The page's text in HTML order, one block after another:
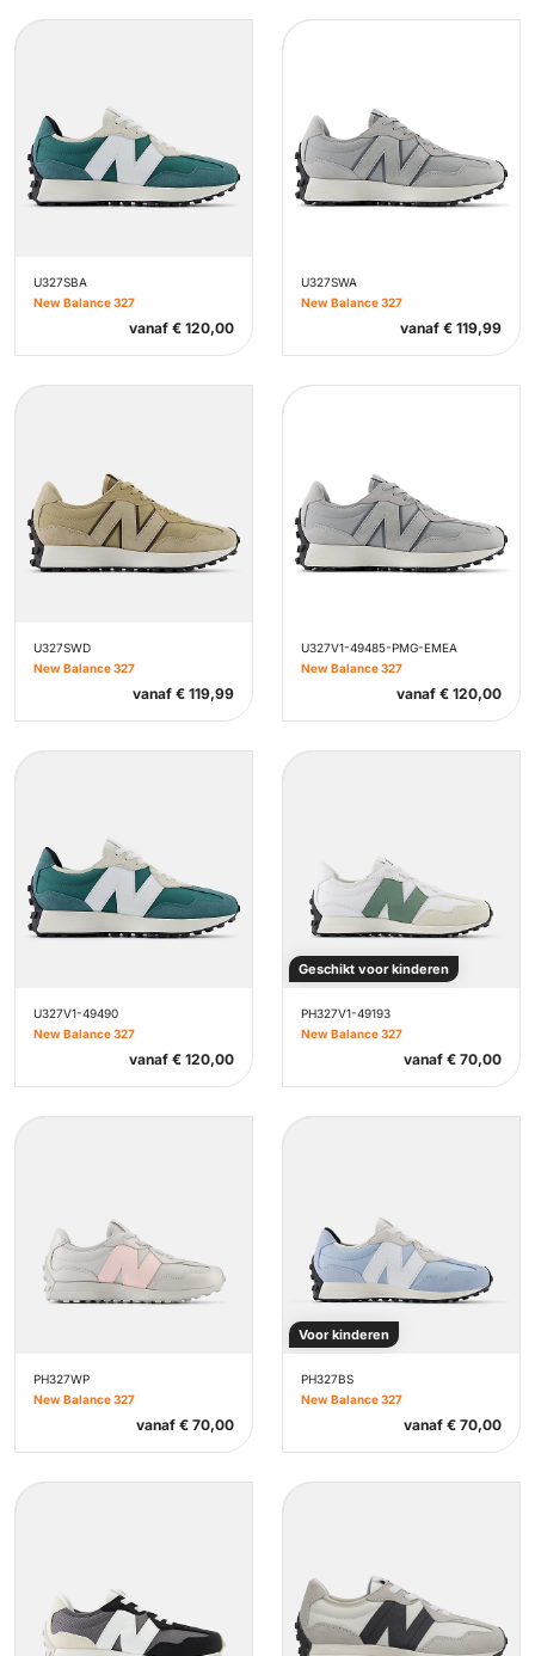
U327SBA
New Balance 327
vanaf € 120,00
U327SWA
New Balance 327
vanaf € 119,99
U327SWD
New Balance 327
vanaf € 119,99
U327V1-49485-PMG-EMEA
New Balance 327
vanaf € 120,00
U327V1-49490
New Balance 327
vanaf € 120,00
Geschikt voor kinderen
PH327V1-49193
New Balance 327
vanaf € 70,00
PH327WP
New Balance 327
vanaf € 70,00
Voor kinderen
PH327BS
New Balance 327
vanaf € 70,00